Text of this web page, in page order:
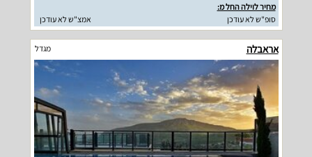
מחיר לוילה החל מ:
סופ"ש לא עודכן
אמצ"ש לא עודכן
אראבלה מגדל